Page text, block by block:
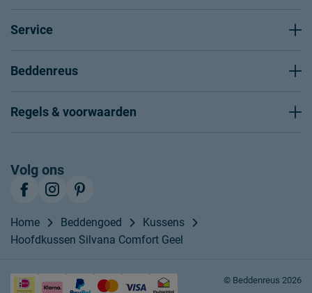
Service
Beddenreus
Regels & voorwaarden
Volg ons
Home Beddengoed
Kussens
Hoofdkussen Silvana Comfort Geel
© Beddenreus 2026